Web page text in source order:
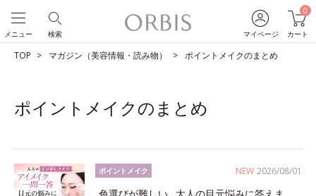
マイページ
0
カート
検索
メニュー
TOP マガジン（美容情報・読み物） ポイントメイクのまとめ
ポイントメイクのまとめ
NEW 2026/08/01
ポイントメイク